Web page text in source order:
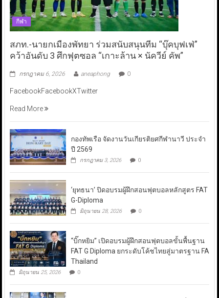
กีฬา
สภท.-นายกเมืองพัทยา ร่วมสนับสนุนทีม “บุ๊คบุฟเฟ่”
คว้าอันดับ 3 ศึกฟุตซอล “เกาะล้าน × นัควีย์ คัพ”
กรกฎาคม 6, 2026 aneaphong 0
FacebookFacebookXTwitter
Read More
กองทัพเรือ จัดงานวันเกียรติยศกีฬานาวี ประจำ
ปี 2569
กรกฎาคม 3, 2026 0
‘ยุทธนา’ ปิดอบรมผู้ฝึกสอนฟุตบอลหลักสูตร FAT
G-Diploma
มิถุนายน 28, 2026 0
“บิ๊กหยิม” เปิดอบรมผู้ฝึกสอนฟุตบอลขั้นพื้นฐาน
FAT G Diploma ยกระดับโค้ชไทยสู่มาตรฐาน FA
Thailand
มิถุนายน 25, 2026 0